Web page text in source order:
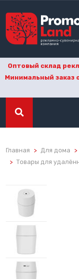
Оптовый склад
Минимальный заказ
Главная Для дома
Товары для